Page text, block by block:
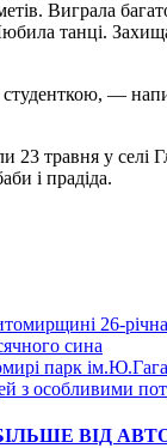
Виграла
Любила танці.
—
23 трав­ня у селі
і прадіда.
26-
сина
парк
з особливими
ВІД